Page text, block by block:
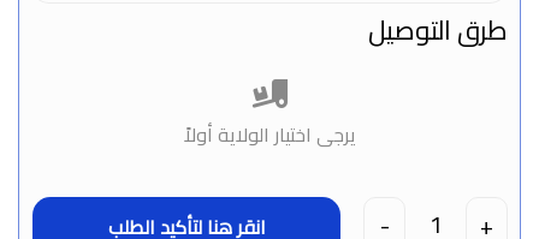
طرق التوصيل
يرجى اختيار الولاية أولاً
+
1
-